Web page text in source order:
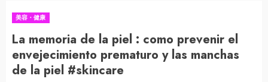
美容・健康
La memoria de la piel : como prevenir el
envejecimiento prematuro y las manchas
de la piel #skincare